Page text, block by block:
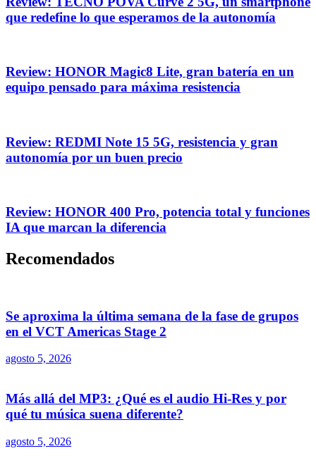
que redefine lo que esperamos de la autonomía
Review: HONOR Magic8 Lite, gran batería en un
equipo pensado para máxima resistencia
Review: REDMI Note 15 5G, resistencia y gran
autonomía por un buen precio
Review: HONOR 400 Pro, potencia total y funciones
IA que marcan la diferencia
Recomendados
Se aproxima la última semana de la fase de grupos
en el VCT Americas Stage 2
agosto 5, 2026
Más allá del MP3: ¿Qué es el audio Hi-Res y por
qué tu música suena diferente?
agosto 5, 2026